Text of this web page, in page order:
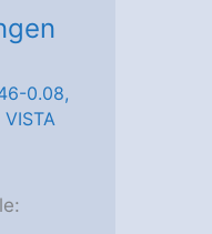
0.08,
VISTA